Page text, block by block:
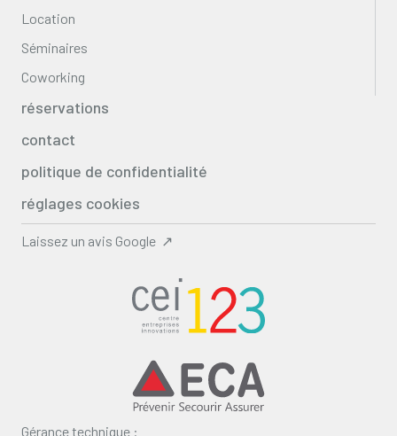
Location
Séminaires
Coworking
réservations
contact
politique de confidentialité
réglages cookies
Laissez un avis Google ↗
Gérance technique :